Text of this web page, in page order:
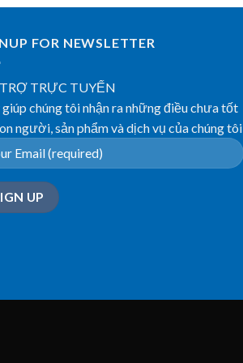
FOR NEWSLETTER
TRỰC TUYẾN
chúng tôi nhận ra những điều chưa tốt
người, sản phẩm và dịch vụ của chúng tôi